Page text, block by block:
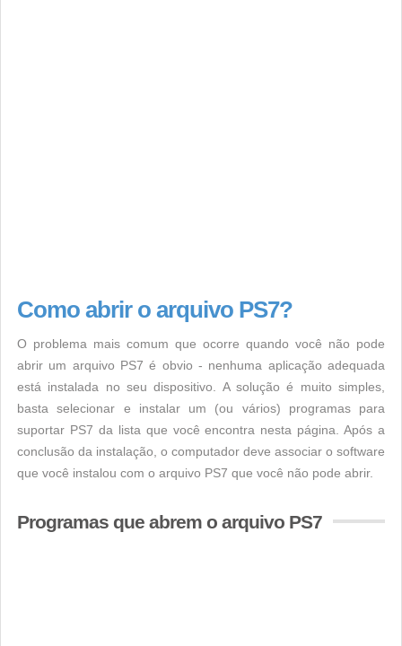
Como abrir o arquivo PS7?
O problema mais comum que ocorre quando você não pode
abrir um arquivo PS7 é obvio - nenhuma aplicação adequada
está instalada no seu dispositivo. A solução é muito simples,
basta selecionar e instalar um (ou vários) programas para
suportar PS7 da lista que você encontra nesta página. Após a
conclusão da instalação, o computador deve associar o software
que você instalou com o arquivo PS7 que você não pode abrir.
Programas que abrem o arquivo PS7